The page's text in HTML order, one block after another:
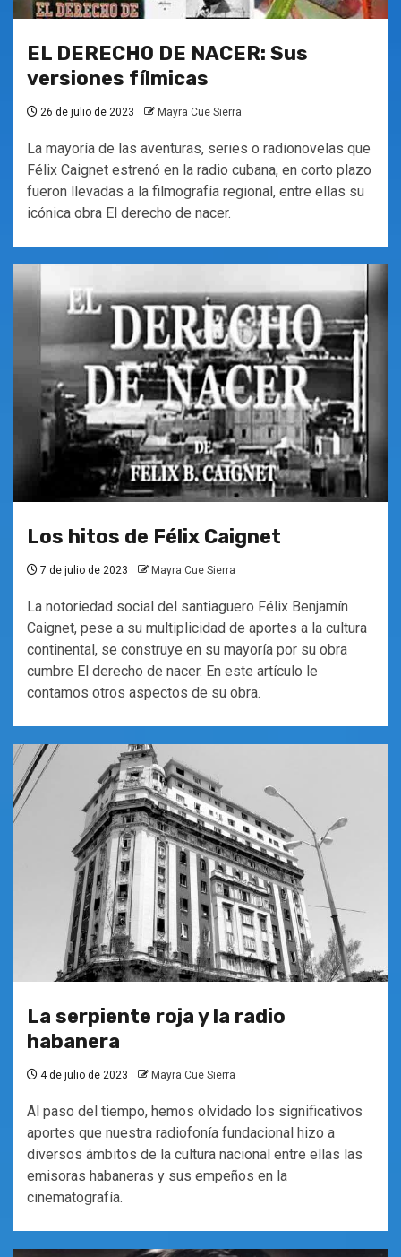
EL DERECHO DE NACER: Sus
versiones fílmicas
26 de julio de 2023 Mayra Cue Sierra
La mayoría de las aventuras, series o radionovelas que
Félix Caignet estrenó en la radio cubana, en corto plazo
fueron llevadas a la filmografía regional, entre ellas su
icónica obra El derecho de nacer.
Los hitos de Félix Caignet
7 de julio de 2023 Mayra Cue Sierra
La notoriedad social del santiaguero Félix Benjamín
Caignet, pese a su multiplicidad de aportes a la cultura
continental, se construye en su mayoría por su obra
cumbre El derecho de nacer. En este artículo le
contamos otros aspectos de su obra.
La serpiente roja y la radio
habanera
4 de julio de 2023 Mayra Cue Sierra
Al paso del tiempo, hemos olvidado los significativos
aportes que nuestra radiofonía fundacional hizo a
diversos ámbitos de la cultura nacional entre ellas las
emisoras habaneras y sus empeños en la
cinematografía.